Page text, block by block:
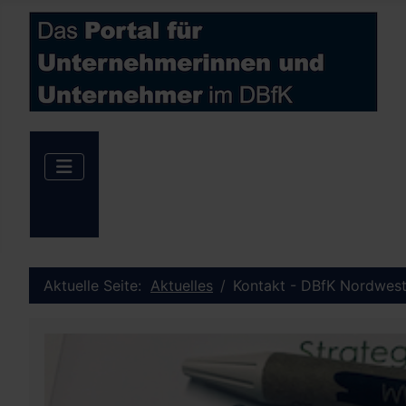
Aktuelle Seite: Aktuelles Kontakt - DBfK